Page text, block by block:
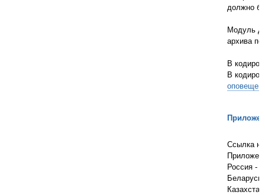
должно
Модуль
архива
В
В
Ссылка
Россия -